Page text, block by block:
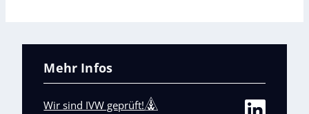
Mehr Infos
Wir sind IVW geprüft!